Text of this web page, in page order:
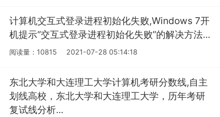
计算机交互式登录进程初始化失败,Windows 7开
机提示“交互式登录进程初始化失败”的解决方法...
阅读量：10815 2021-07-28 05:14:18
东北大学和大连理工大学计算机考研分数线,自主
划线高校，东北大学和大连理工大学，历年考研
复试线分析...